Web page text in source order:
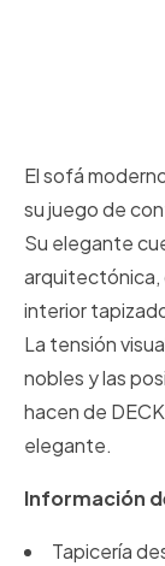
El sofá
su juego de
Su elegante
arquitectónica,
interior
La tensión
nobles y las
hacen de
elegante.
Información
Tapicería